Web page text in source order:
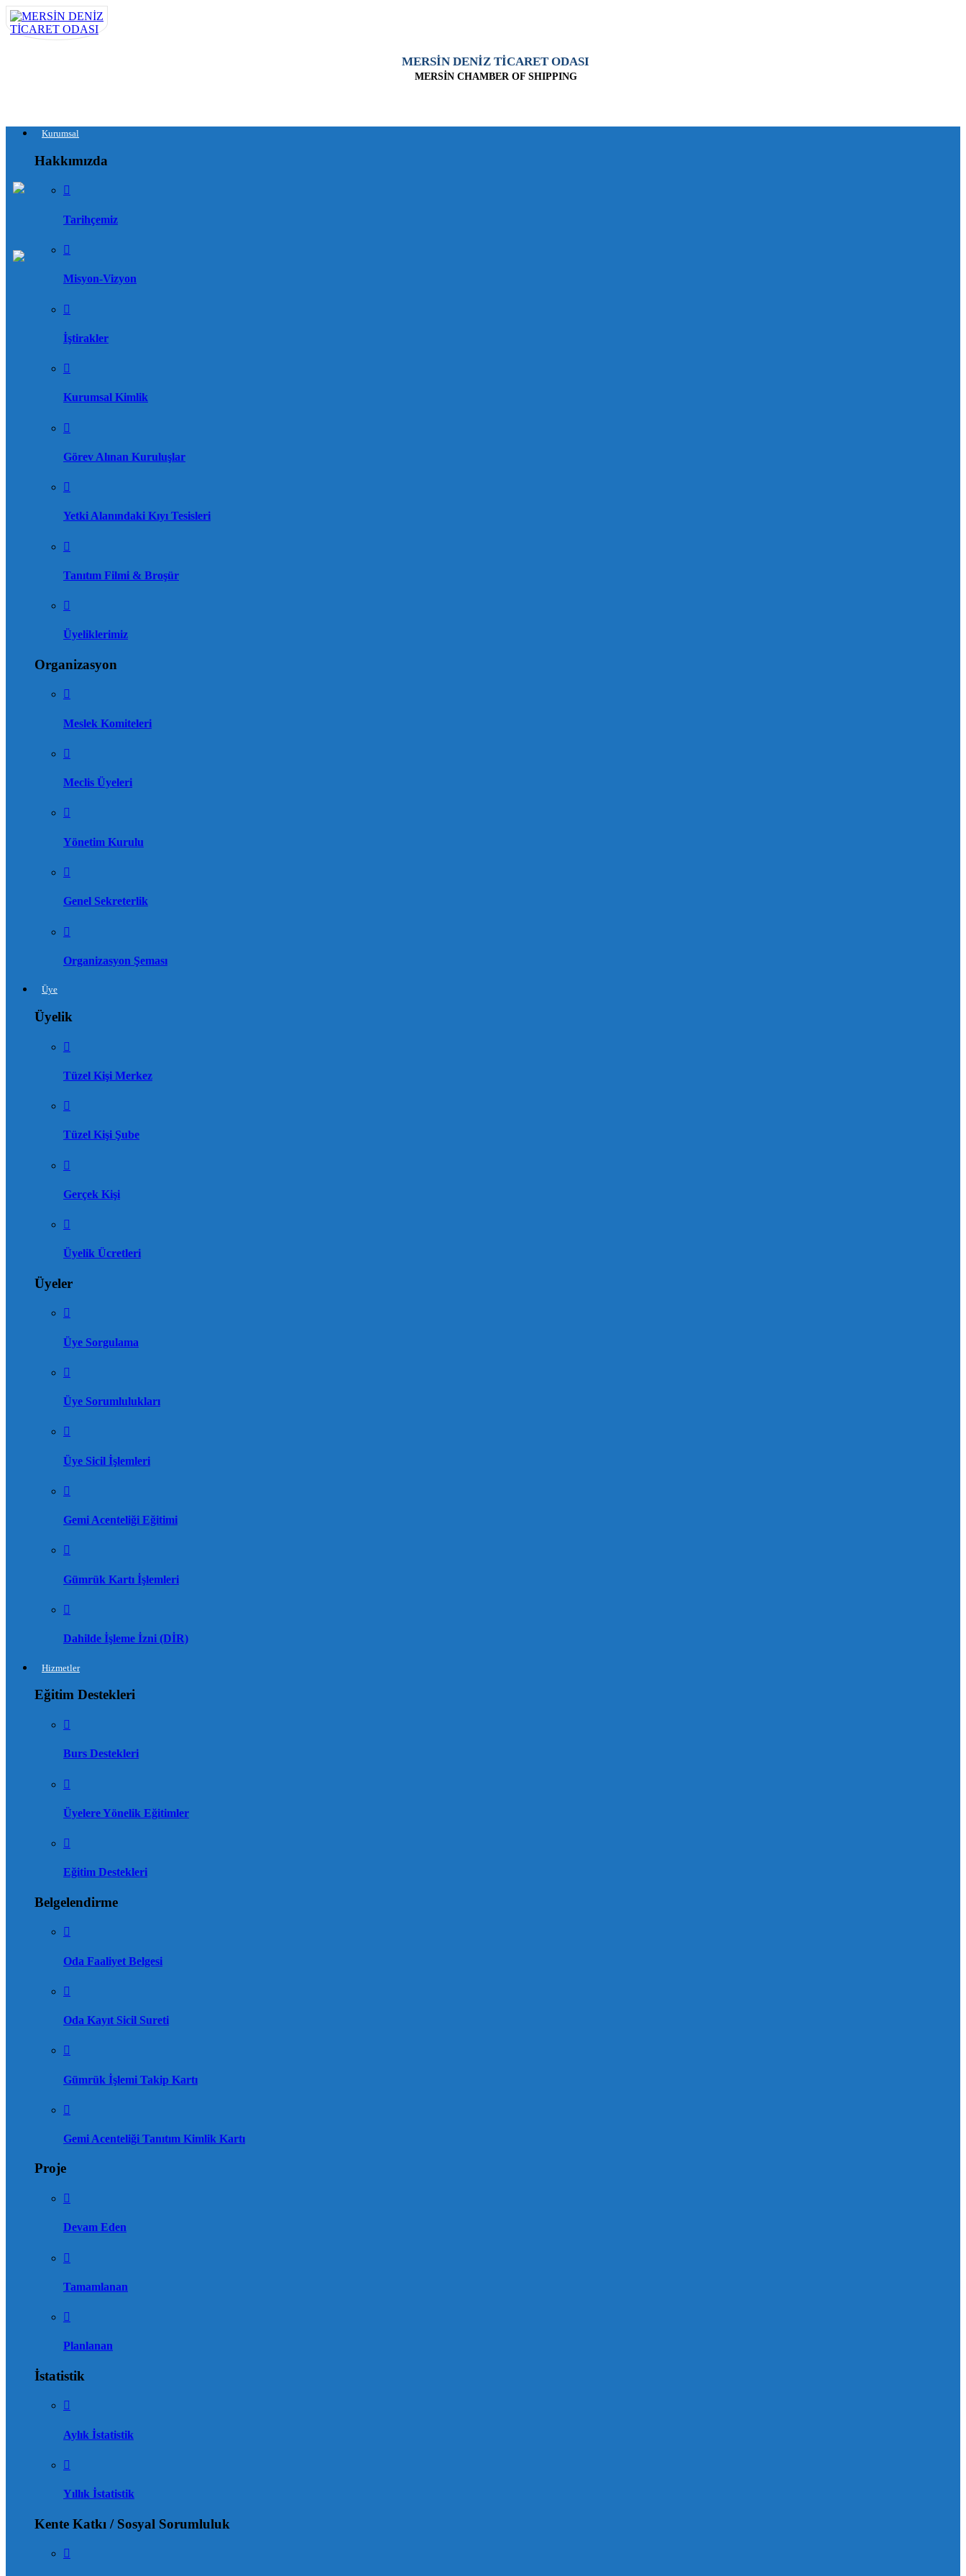
MERSİN DENİZ TİCARET ODASI
MERSİN CHAMBER OF SHIPPING
Kurumsal
Hakkımızda
Tarihçemiz
Misyon-Vizyon
İştirakler
Kurumsal Kimlik
Görev Alınan Kuruluşlar
Yetki Alanındaki Kıyı Tesisleri
Tanıtım Filmi & Broşür
Üyeliklerimiz
Organizasyon
Meslek Komiteleri
Meclis Üyeleri
Yönetim Kurulu
Genel Sekreterlik
Organizasyon Şeması
Üye
Üyelik
Tüzel Kişi Merkez
Tüzel Kişi Şube
Gerçek Kişi
Üyelik Ücretleri
Üyeler
Üye Sorgulama
Üye Sorumlulukları
Üye Sicil İşlemleri
Gemi Acenteliği Eğitimi
Gümrük Kartı İşlemleri
Dahilde İşleme İzni (DİR)
Hizmetler
Eğitim Destekleri
Burs Destekleri
Üyelere Yönelik Eğitimler
Eğitim Destekleri
Belgelendirme
Oda Faaliyet Belgesi
Oda Kayıt Sicil Sureti
Gümrük İşlemi Takip Kartı
Gemi Acenteliği Tanıtım Kimlik Kartı
Proje
Devam Eden
Tamamlanan
Planlanan
İstatistik
Aylık İstatistik
Yıllık İstatistik
Kente Katkı / Sosyal Sorumluluk